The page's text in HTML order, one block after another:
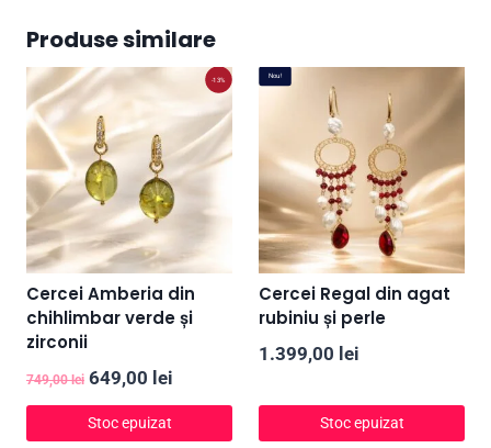
Produse similare
-13%
Cercei Amberia din
chihlimbar verde și
zirconii
749,00lei Prețul
inițial
a
649,00 lei
curent
Stoc epuizat
Nou!
Cercei Regal din agat
rubiniu și perle
1.399,00 lei
Stoc epuizat